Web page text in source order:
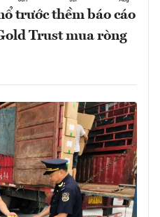
trước thềm báo cáo
Trust mua ròng